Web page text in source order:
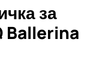
за
Ballerina